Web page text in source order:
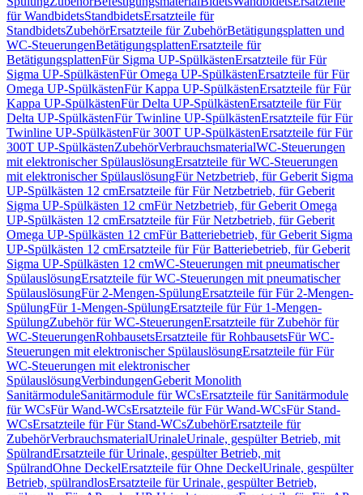
für WandbidetsStandbidetsErsatzteile für
StandbidetsZubehörErsatzteile für ZubehörBetätigungsplatten und
WC-SteuerungenBetätigungsplattenErsatzteile für
BetätigungsplattenFür Sigma UP-SpülkästenErsatzteile für Für
Sigma UP-SpülkästenFür Omega UP-SpülkästenErsatzteile für Für
Omega UP-SpülkästenFür Kappa UP-SpülkästenErsatzteile für Für
Kappa UP-SpülkästenFür Delta UP-SpülkästenErsatzteile für Für
Delta UP-SpülkästenFür Twinline UP-SpülkästenErsatzteile für Für
Twinline UP-SpülkästenFür 300T UP-SpülkästenErsatzteile für Für
300T UP-SpülkästenZubehörVerbrauchsmaterialWC-Steuerungen
mit elektronischer SpülauslösungErsatzteile für WC-Steuerungen
mit elektronischer SpülauslösungFür Netzbetrieb, für Geberit Sigma
UP-Spülkästen 12 cmErsatzteile für Für Netzbetrieb, für Geberit
Sigma UP-Spülkästen 12 cmFür Netzbetrieb, für Geberit Omega
UP-Spülkästen 12 cmErsatzteile für Für Netzbetrieb, für Geberit
Omega UP-Spülkästen 12 cmFür Batteriebetrieb, für Geberit Sigma
UP-Spülkästen 12 cmErsatzteile für Für Batteriebetrieb, für Geberit
Sigma UP-Spülkästen 12 cmWC-Steuerungen mit pneumatischer
SpülauslösungErsatzteile für WC-Steuerungen mit pneumatischer
SpülauslösungFür 2-Mengen-SpülungErsatzteile für Für 2-Mengen-
SpülungFür 1-Mengen-SpülungErsatzteile für Für 1-Mengen-
SpülungZubehör für WC-SteuerungenErsatzteile für Zubehör für
WC-SteuerungenRohbausetsErsatzteile für RohbausetsFür WC-
Steuerungen mit elektronischer SpülauslösungErsatzteile für Für
WC-Steuerungen mit elektronischer
SpülauslösungVerbindungenGeberit Monolith
SanitärmoduleSanitärmodule für WCsErsatzteile für Sanitärmodule
für WCsFür Wand-WCsErsatzteile für Für Wand-WCsFür Stand-
WCsErsatzteile für Für Stand-WCsZubehörErsatzteile für
ZubehörVerbrauchsmaterialUrinaleUrinale, gespülter Betrieb, mit
SpülrandErsatzteile für Urinale, gespülter Betrieb, mit
SpülrandOhne DeckelErsatzteile für Ohne DeckelUrinale, gespülter
Betrieb, spülrandlosErsatzteile für Urinale, gespülter Betrieb,